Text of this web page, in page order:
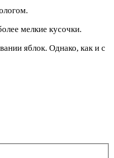
мелкие кусочки.
яблок. Однако, как и с